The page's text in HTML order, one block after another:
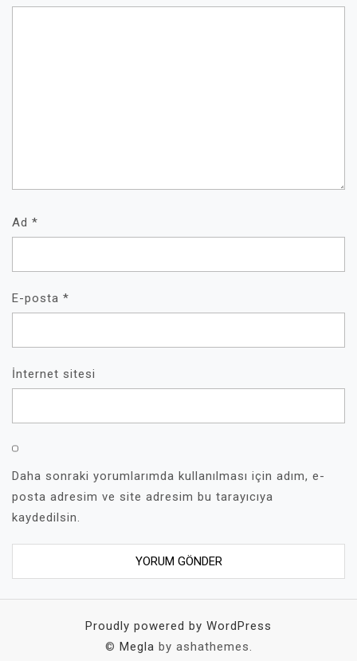
Ad *
E-posta *
İnternet sitesi
Daha sonraki yorumlarımda kullanılması için adım, e-
posta adresim ve site adresim bu tarayıcıya
kaydedilsin.
Proudly powered by WordPress
© Megla by ashathemes.